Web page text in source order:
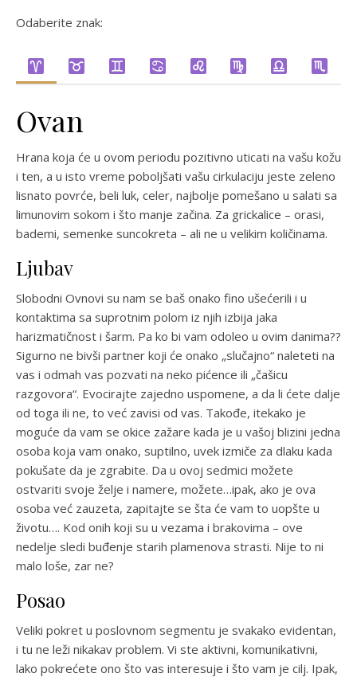
Odaberite znak:
Ovan
Hrana koja će u ovom periodu pozitivno uticati na vašu kožu
i ten, a u isto vreme poboljšati vašu cirkulaciju jeste zeleno
lisnato povrće, beli luk, celer, najbolje pomešano u salati sa
limunovim sokom i što manje začina. Za grickalice – orasi,
bademi, semenke suncokreta – ali ne u velikim količinama.
Ljubav
Slobodni Ovnovi su nam se baš onako fino ušećerili i u
kontaktima sa suprotnim polom iz njih izbija jaka
harizmatičnost i šarm. Pa ko bi vam odoleo u ovim danima??
Sigurno ne bivši partner koji će onako „slučajno“ naleteti na
vas i odmah vas pozvati na neko pićence ili „čašicu
razgovora“. Evocirajte zajedno uspomene, a da li ćete dalje
od toga ili ne, to već zavisi od vas. Takođe, itekako je
moguće da vam se okice zažare kada je u vašoj blizini jedna
osoba koja vam onako, suptilno, uvek izmiče za dlaku kada
pokušate da je zgrabite. Da u ovoj sedmici možete
ostvariti svoje želje i namere, možete…ipak, ako je ova
osoba već zauzeta, zapitajte se šta će vam to uopšte u
životu…. Kod onih koji su u vezama i brakovima – ove
nedelje sledi buđenje starih plamenova strasti. Nije to ni
malo loše, zar ne?
Posao
Veliki pokret u poslovnom segmentu je svakako evidentan,
i tu ne leži nikakav problem. Vi ste aktivni, komunikativni,
lako pokrećete ono što vas interesuje i što vam je cilj. Ipak,